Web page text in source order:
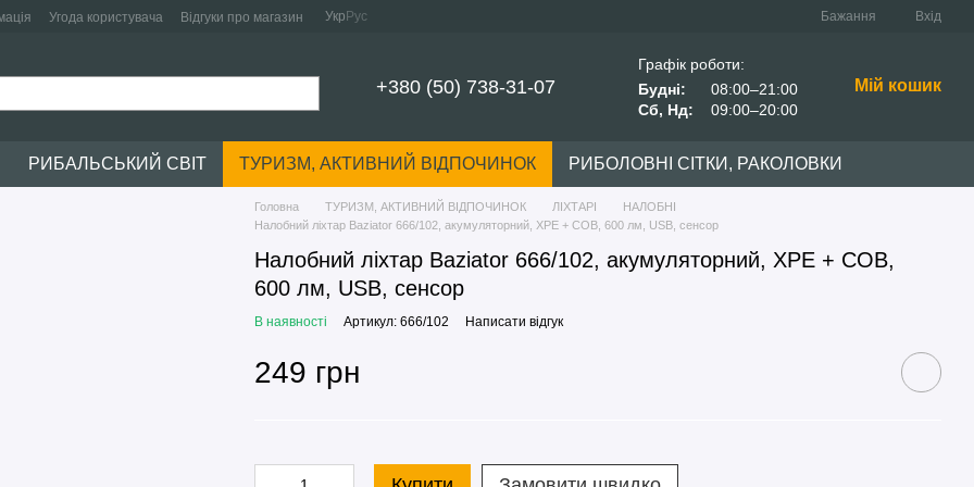
Угода користувача Відгуки про магазин Укр Рус Бажання Вхід
+380 (50) 738-31-07
Графік роботи:
Будні:
08:00–21:00
Сб, Нд:
09:00–20:00
Мій кошик
РИБАЛЬСЬКИЙ СВІТ ТУРИЗМ, АКТИВНИЙ ВІДПОЧИНОК РИБОЛОВНІ СІТКИ, РАКОЛОВКИ
Головна ТУРИЗМ, АКТИВНИЙ ВІДПОЧИНОК ЛІХТАРІ
НАЛОБНІ
Налобний ліхтар Baziator 666/102, акумуляторний, XPE + COB, 600 лм, USB, сенсор
Налобний ліхтар Baziator 666/102, акумуляторний, XPE + COB,
600 лм, USB, сенсор
В наявності Артикул: 666/102 Написати відгук
249 грн